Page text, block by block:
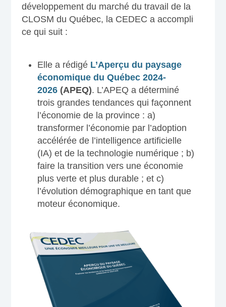
développement du marché du travail de la
CLOSM du Québec, la CEDEC a accompli
ce qui suit :
Elle a rédigé L’Aperçu du paysage
économique du Québec 2024-
2026 (APEQ). L’APEQ a déterminé
trois grandes tendances qui façonnent
l’économie de la province : a)
transformer l’économie par l’adoption
accélérée de l’intelligence artificielle
(IA) et de la technologie numérique ; b)
faire la transition vers une économie
plus verte et plus durable ; et c)
l’évolution démographique en tant que
moteur économique.